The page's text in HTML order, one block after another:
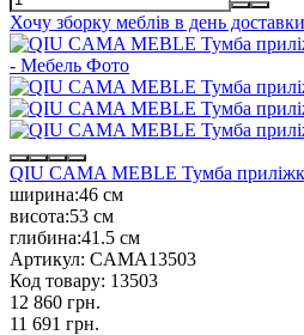
Хочу зборку меблів в день
QIU CAMA MEBLE Тумба
ширина:46 см
висота:53 см
глибина:41.5 см
Артикул: CAMA13503
Код товару: 13503
12 860 грн.
11 691 грн.